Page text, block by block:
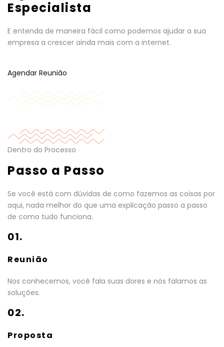
Especialista
E entenda de maneira fácil como podemos ajudar a sua
empresa a crescer ainda mais com a internet.
Agendar Reunião
Dentro do Processo
Passo a Passo
Se você está com dúvidas de como fazemos as coisas por
aqui, nada melhor do que uma explicação passo a passo
de como tudo funciona.
01.
Reunião
Nos conhecemos, você fala suas dores e nós falamos as
soluções.
02.
Proposta